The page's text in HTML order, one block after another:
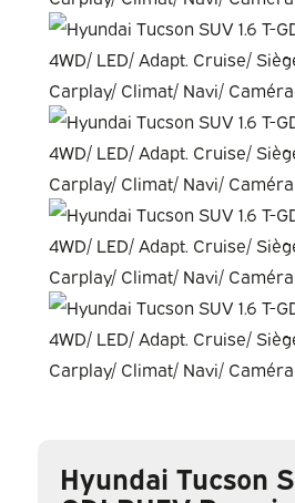
Hyundai Tucson